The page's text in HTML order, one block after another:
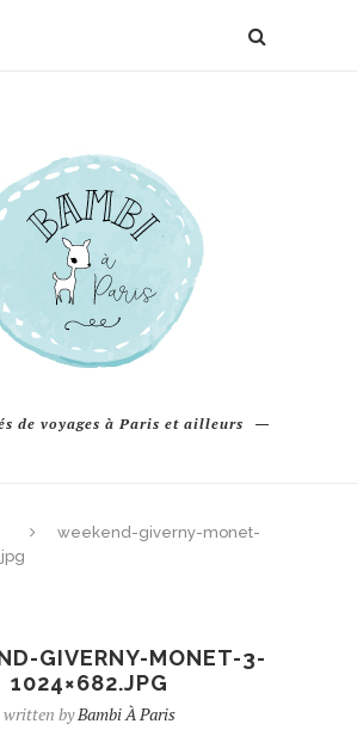
de voyages à Paris et ailleurs
weekend-giverny-monet-
GIVERNY-MONET-3-
1024×682.JPG
written byBambi À Paris